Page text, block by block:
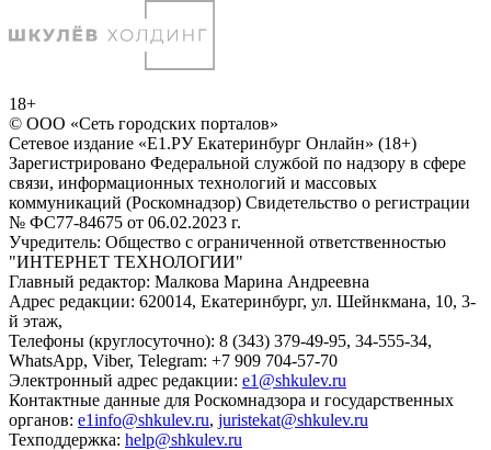
18+
© ООО «Сеть городских порталов»
Сетевое издание «Е1.РУ Екатеринбург Онлайн» (18+)
Зарегистрировано Федеральной службой по надзору в сфере
связи, информационных технологий и массовых
коммуникаций (Роскомнадзор) Свидетельство о регистрации
№ ФС77-84675 от 06.02.2023 г.
Учредитель: Общество с ограниченной ответственностью
"ИНТЕРНЕТ ТЕХНОЛОГИИ"
Главный редактор: Малкова Марина Андреевна
Адрес редакции: 620014, Екатеринбург, ул. Шейнкмана, 10, 3-
й этаж,
Телефоны (круглосуточно): 8 (343) 379-49-95, 34-555-34,
WhatsApp, Viber, Telegram: +7 909 704-57-70
Электронный адрес редакции: e1@shkulev.ru
Контактные данные для Роскомнадзора и государственных
органов: e1info@shkulev.ru, juristekat@shkulev.ru
Техподдержка: help@shkulev.ru